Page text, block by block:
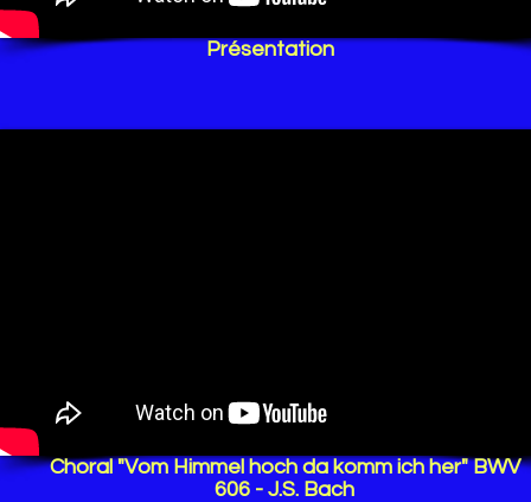
Présentation
Choral "Vom Himmel hoch da komm ich her" BWV
606 - J.S. Bach